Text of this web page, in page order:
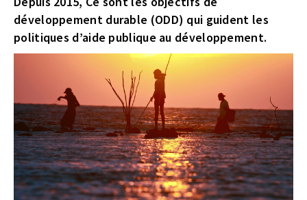
développement durable (ODD) qui guident les
politiques d’aide publique au développement.